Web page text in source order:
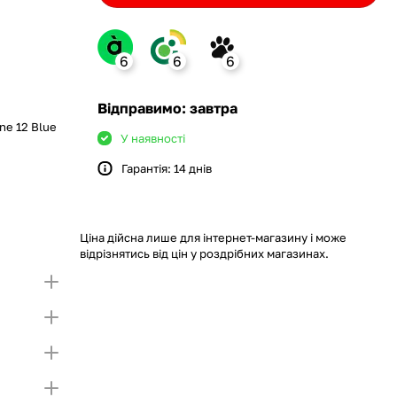
12 Blue
6 6
частини платежу та Першого
6
першої частини платежу та Першого
Відправимо: завтра
У наявності
Гарантія: 14 днів
Ціна дійсна лише для інтернет-магазину і може
відрізнятись від цін у роздрібних магазинах.